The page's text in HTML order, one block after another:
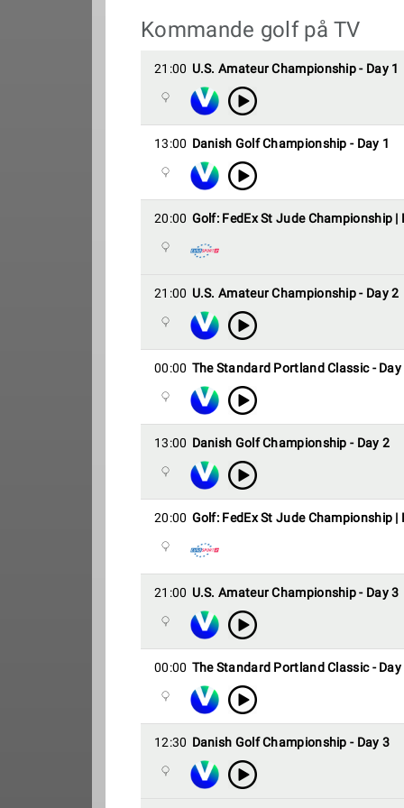
Kommande golf på TV
21:00 U.S. Amateur Championship - Day 1
13:00 Danish Golf Championship - Day 1
20:00 Golf: FedEx St Jude Championship |
21:00 U.S. Amateur Championship - Day 2
00:00 The Standard Portland Classic - Day
13:00 Danish Golf Championship - Day 2
20:00 Golf: FedEx St Jude Championship |
21:00 U.S. Amateur Championship - Day 3
00:00 The Standard Portland Classic - Day
12:30 Danish Golf Championship - Day 3